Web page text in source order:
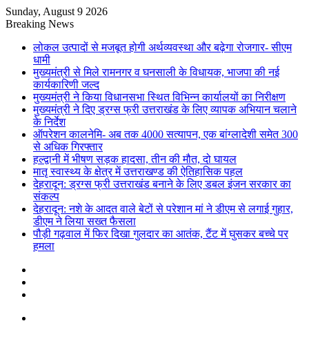
Sunday, August 9 2026
Breaking News
लोकल उत्पादों से मजबूत होगी अर्थव्यवस्था और बढ़ेगा रोजगार- सीएम
धामी
मुख्यमंत्री से मिले रामनगर व घनसाली के विधायक, भाजपा की नई
कार्यकारिणी जल्द
मुख्यमंत्री ने किया विधानसभा स्थित विभिन्न कार्यालयों का निरीक्षण
मुख्यमंत्री ने दिए ड्रग्स फ्री उत्तराखंड के लिए व्यापक अभियान चलाने
के निर्देश
ऑपरेशन कालनेमि- अब तक 4000 सत्यापन, एक बांग्लादेशी समेत 300
से अधिक गिरफ्तार
हल्द्वानी में भीषण सड़क हादसा, तीन की मौत, दो घायल
मातृ स्वास्थ्य के क्षेत्र में उत्तराखण्ड की ऐतिहासिक पहल
देहरादून: ड्रग्स फ्री उत्तराखंड बनाने के लिए डबल इंजन सरकार का
संकल्प
देहरादून: नशे के आदत वाले बेटों से परेशान मां ने डीएम से लगाई गुहार,
डीएम ने लिया सख्त फैसला
पौड़ी गढ़वाल में फिर दिखा गुलदार का आतंक, टैंट में घुसकर बच्चे पर
हमला